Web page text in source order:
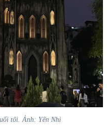
tối. Ảnh: Yến Nhi